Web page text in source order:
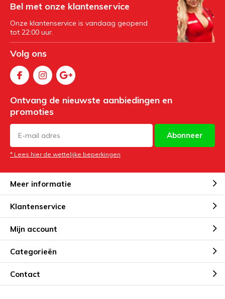
Bel met onze klantenservice
Onze klantenservice is vandaag geopend
tot 22:00 uur.
Volg ons
Ontvang de nieuwste aanbiedingen en
promoties
Abonneer
* Lees hier de wettelijke beperkingen
Meer informatie
Klantenservice
Mijn account
Categorieën
Contact